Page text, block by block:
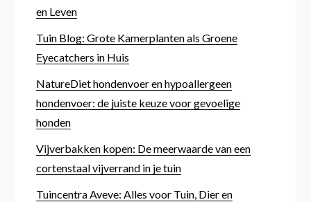
en Leven
Tuin Blog: Grote Kamerplanten als Groene
Eyecatchers in Huis
NatureDiet hondenvoer en hypoallergeen
hondenvoer: de juiste keuze voor gevoelige
honden
Vijverbakken kopen: De meerwaarde van een
cortenstaal vijverrand in je tuin
Tuincentra Aveve: Alles voor Tuin, Dier en